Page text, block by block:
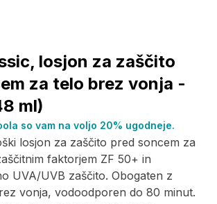
losjon za zaščito
za telo brez vonja -
ml)
losjon za zaščito pred soncem za
faktorjem ZF 50+ in
UVA/UVB zaščito. Obogaten z
vonja, vodoodporen do 80 minut.
so vam na voljo 20% ugodneje.